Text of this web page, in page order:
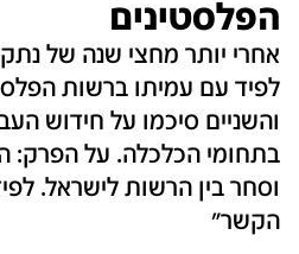
הפלסטינים
אחרי יותר מחצי שנה של
לפיד עם עמיתו ברשות
והשניים סיכמו על חידוש
בתחומי הכלכלה. על הפרק:
וסחר בין הרשות לישראל.
הקשר"